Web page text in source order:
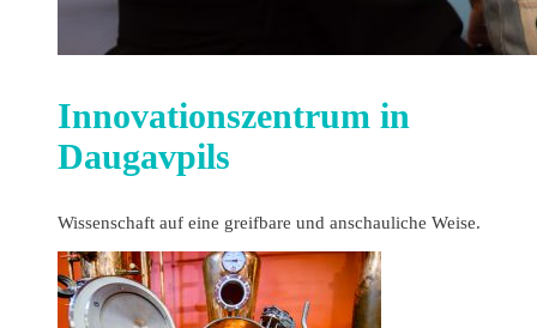
Innovationszentrum in
Daugavpils
Wissenschaft auf eine greifbare und anschauliche Weise.